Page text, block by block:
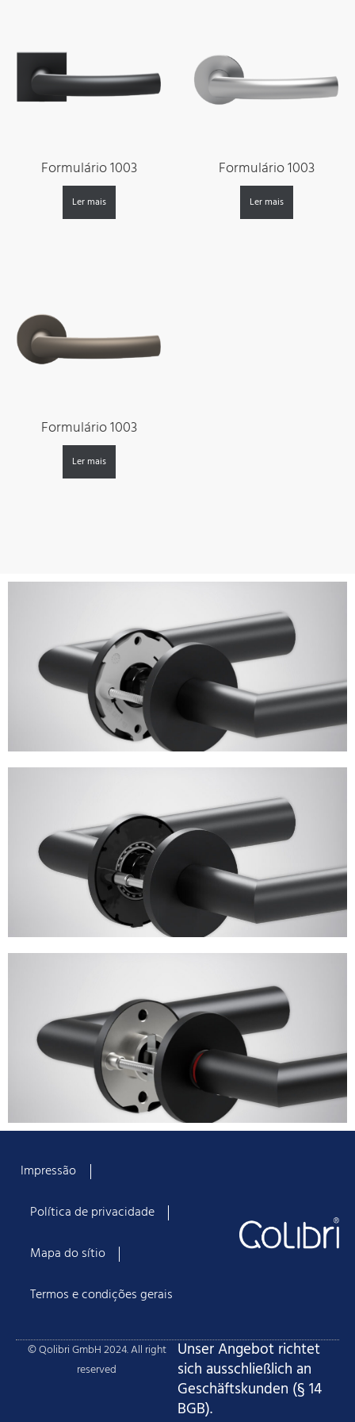
Formulário 1003
Ler mais
Formulário 1003
Ler mais
Formulário 1003
Ler mais
Impressão
Política de privacidade
Mapa do sítio
Termos e condições gerais
© Qolibri GmbH 2024. All right
reserved
Unser Angebot richtet
sich ausschließlich an
Geschäftskunden (§ 14
BGB).